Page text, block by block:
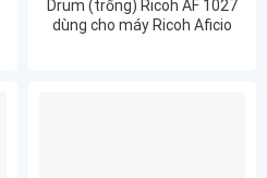
Drum (trống) Ricoh AF 1027
dùng cho máy Ricoh Aficio